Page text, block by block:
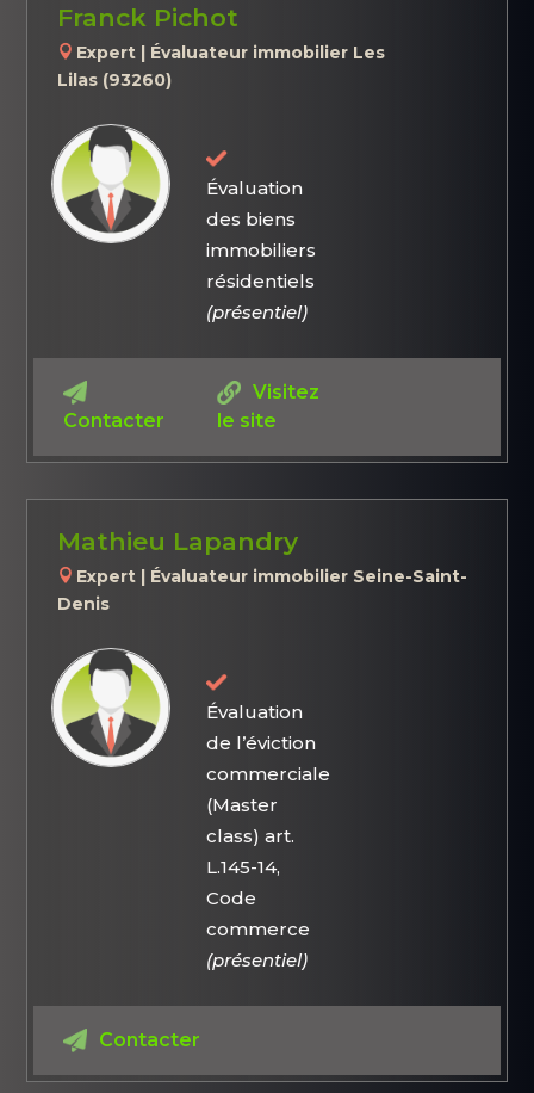
Franck Pichot
Expert | Évaluateur immobilier Les
Lilas (93260)
Évaluation
des biens
immobiliers
résidentiels
(présentiel)
Contacter
Visitez
le site
Mathieu Lapandry
Expert | Évaluateur immobilier Seine-Saint-
Denis
Évaluation
de l’éviction
commerciale
(Master
class) art.
L.145-14,
Code
commerce
(présentiel)
Contacter